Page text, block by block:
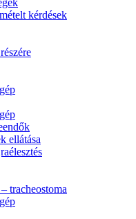
kérdések
ellátása
tracheostoma